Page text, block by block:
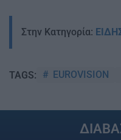
Στην Κατηγορία:
TAGS: EUROVISION